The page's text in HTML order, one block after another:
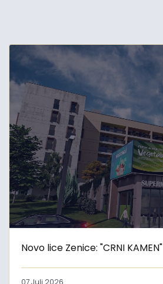
Novo lice Zenice: "CRNI KAMEN"